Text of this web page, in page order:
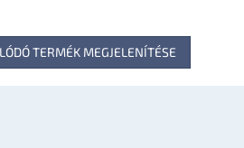
TERMÉK MEGJELENÍTÉSE